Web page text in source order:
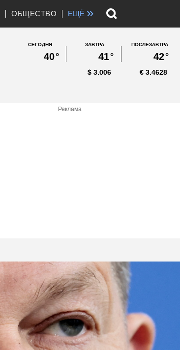
ОБЩЕСТВО ЕЩЁ »
СЕГОДНЯ
40°
ЗАВТРА
41°
ПОСЛЕЗАВТРА
42°
3.006
$ 3.4628
€
Реклама